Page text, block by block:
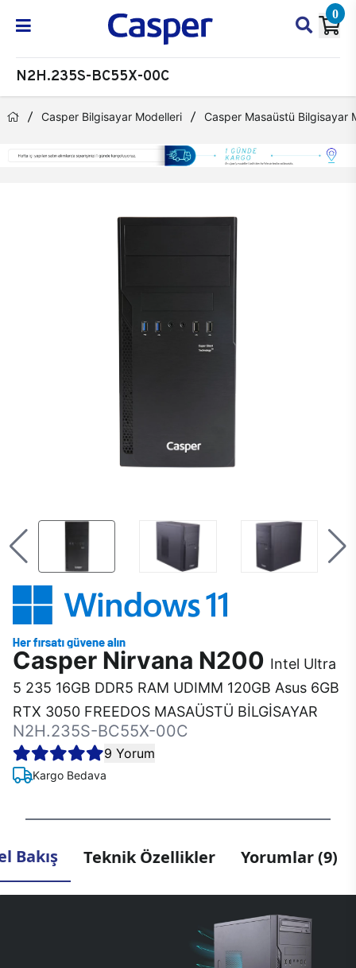
0
N2H.235S-BC55X-00C
Casper Bilgisayar Modelleri Casper Masaüstü Bilgisayar
Casper Nirvana N200 Intel Ultra
5 235 16GB DDR5 RAM UDIMM 120GB Asus 6GB
RTX 3050 FREEDOS MASAÜSTÜ BİLGİSAYAR
N2H.235S-BC55X-00C
9 Yorum
Kargo Bedava
Bakış Teknik Özellikler Yorumlar (9)